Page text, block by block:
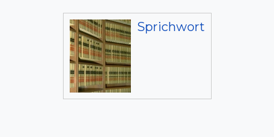
Sprichwort